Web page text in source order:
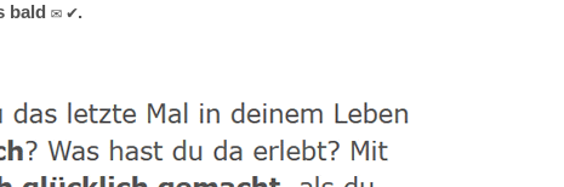
bald ✉ ✔.